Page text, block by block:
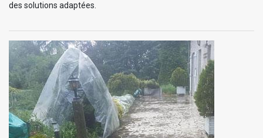
des solutions adaptées.